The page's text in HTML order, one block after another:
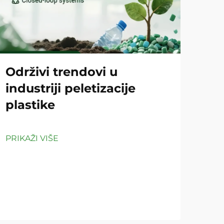
Održivi trendovi u
industriji peletizacije
plastike
PRIKAŽI VIŠE